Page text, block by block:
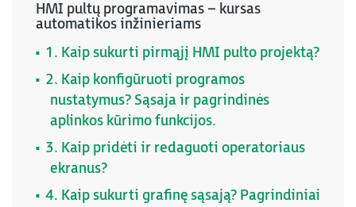
HMI pultų programavimas – kursas
automatikos inžinieriams
1. Kaip sukurti pirmąjį HMI pulto projektą?
2. Kaip konfigūruoti programos
nustatymus? Sąsaja ir pagrindinės
aplinkos kūrimo funkcijos.
3. Kaip pridėti ir redaguoti operatoriaus
ekranus?
4. Kaip sukurti grafinę sąsają? Pagrindiniai